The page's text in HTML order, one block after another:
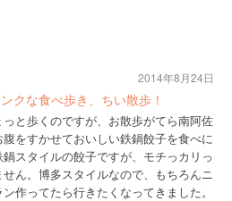
クな食べ歩き、ちい散歩！
と歩くのですが、お散歩がてら南阿佐
をすかせておいしい鉄鍋餃子を食べに
スタイルの餃子ですが、モチっカリっ
ん。博多スタイルなので、もちろんニ
作ってたら行きたくなってきました。
2014年8月24日